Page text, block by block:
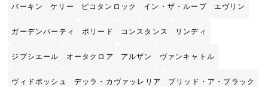
バーキン ケリー ピコタンロック イン・ザ・ループ エヴリン
ガーデンパーティ ボリード コンスタンス リンディ
ジプシエール オータクロア アルザン ヴァンキャトル
ヴィドポッシュ デッラ・カヴァッレリア ブリッド・ア・ブラック